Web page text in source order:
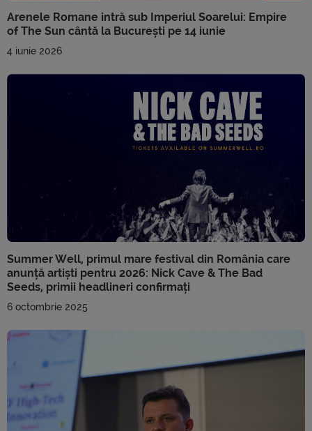
Arenele Romane intră sub Imperiul Soarelui: Empire
of The Sun cântă la București pe 14 iunie
4 iunie 2026
Summer Well, primul mare festival din România care
anunță artiști pentru 2026: Nick Cave & The Bad
Seeds, primii headlineri confirmați
6 octombrie 2025